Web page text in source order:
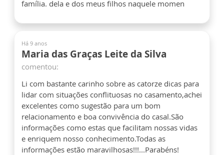
família. dela e dos meus filhos naquele momen
Há 9 anos
Maria das Graças Leite da Silva
comentou:
Li com bastante carinho sobre as catorze dicas para
lidar com situações conflituosas no casamento,achei
excelentes como sugestão para um bom
relacionamento e boa convivência do casal.São
informações como estas que facilitam nossas vidas
e enriquem nosso conhecimento.Todas as
informações estão maravilhosas!!!...Parabéns!